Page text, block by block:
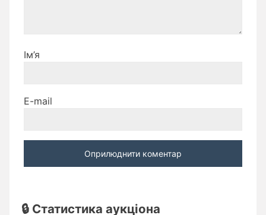
Ім’я
E-mail
🔒 Статистика аукціона